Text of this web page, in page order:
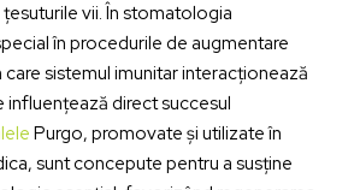
vii. În stomatologia
în procedurile de augmentare
sistemul imunitar interacționează
influențează direct succesul
Purgo, promovate și utilizate în
sunt concepute pentru a susține